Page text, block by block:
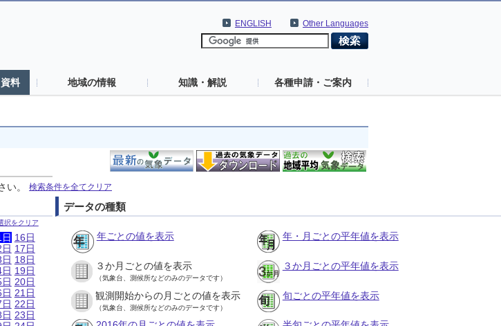
Other Languages
ENGLISH
料 地域の情報 知識・解説 各種申請・ご案内
。 検索条件を全てクリア
択をクリア
日
日
16日
17日
18日
19日
20日
21日
22日
23日
データの種類
年ごとの値を表示 年・月ごとの平年値を表示
３か月ごとの値を表示
（気象台、測候所などのみのデータです）
３か月ごとの平年値を表示
観測開始からの月ごとの値を表示
（気象台、測候所などのみのデータです）
旬ごとの平年値を表示